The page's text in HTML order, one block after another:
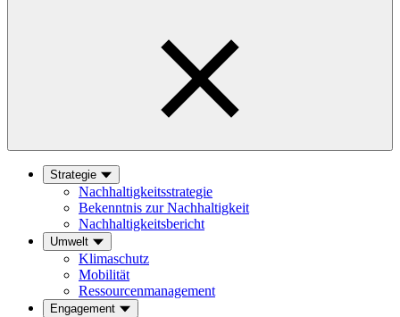
Strategie
Nachhaltigkeitsstrategie
Bekenntnis zur Nachhaltigkeit
Nachhaltigkeitsbericht
Umwelt
Klimaschutz
Mobilität
Ressourcenmanagement
Engagement